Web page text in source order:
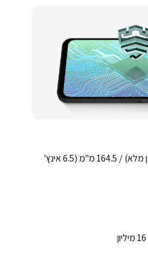
169.1 מ"מ (6.7 אינץ' מלבן מלא) / 164.5 מ"מ (6.5 אינץ'